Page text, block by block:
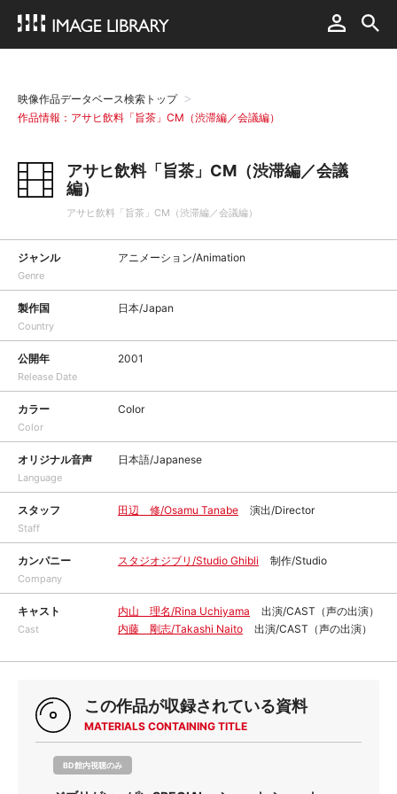
映像作品データベース検索トップ
作品情報：アサヒ飲料「旨茶」CM（渋滞編／会議編）
アサヒ飲料「旨茶」CM（渋滞編／会議
編）
アサヒ飲料「旨茶」CM（渋滞編／会議編）
ジャンル
Genre
アニメーション/Animation
製作国
Country
日本/Japan
公開年
Release Date
2001
カラー
Color
Color
オリジナル音声
Language
日本語/Japanese
スタッフ
Staff
田辺 修/Osamu Tanabe 演出/Director
カンパニー
Company
スタジオジブリ/Studio Ghibli 制作/Studio
キャスト
Cast
内山 理名/Rina Uchiyama
出演/CAST（声の出演）
内藤 剛志/Takashi Naito
出演/CAST（声の出演）
この作品が収録されている資料
MATERIALS CONTAINING TITLE
BD館内視聴のみ